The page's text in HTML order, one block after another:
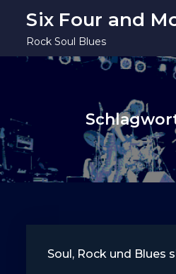
content
Six Four and
Rock Soul Blues
Soul, Rock und Blues